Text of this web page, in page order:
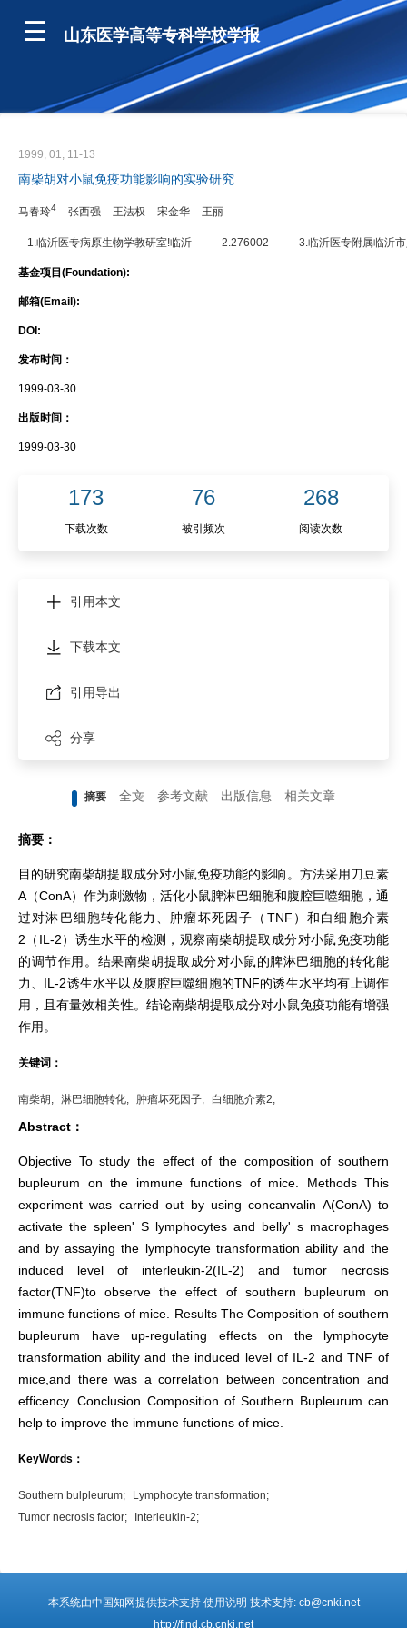
山东医学高等专科学校学报
1999, 01, 11-13
南柴胡对小鼠免疫功能影响的实验研究
马春玲4 张西强 王法权 宋金华 王丽
1.临沂医专病原生物学教研室!临沂 2.276002 3.临沂医专附属临沂
基金项目(Foundation):
邮箱(Email):
DOI:
发布时间：
1999-03-30
出版时间：
1999-03-30
173 76 268
下载次数 被引频次 阅读次数
引用本文
下载本文
引用导出
分享
摘要 全文 参考文献 出版信息 相关文章
摘要：
目的研究南柴胡提取成分对小鼠免疫功能的影响。方法采用刀豆素
A（ConA）作为刺激物，活化小鼠脾淋巴细胞和腹腔巨噬细胞，通
过对淋巴细胞转化能力、肿瘤坏死因子（TNF）和白细胞介素
2（IL-2）诱生水平的检测，观察南柴胡提取成分对小鼠免疫功能
的调节作用。结果南柴胡提取成分对小鼠的脾淋巴细胞的转化能
力、IL-2诱生水平以及腹腔巨噬细胞的TNF的诱生水平均有上调作
用，且有量效相关性。结论南柴胡提取成分对小鼠免疫功能有增强
作用。
关键词：
南柴胡; 淋巴细胞转化; 肿瘤坏死因子; 白细胞介素2;
Abstract：
Objective To study the effect of the composition of southern
bupleurum on the immune functions of mice. Methods This
experiment was carried out by using concanvalin A(ConA) to
activate the spleen' S lymphocytes and belly' s macrophages
and by assaying the lymphocyte transformation ability and the
induced level of interleukin-2(IL-2) and tumor necrosis
factor(TNF)to observe the effect of southern bupleurum on
immune functions of mice. Results The Composition of southern
bupleurum have up-regulating effects on the lymphocyte
transformation ability and the induced level of IL-2 and TNF of
mice,and there was a correlation between concentration and
efficency. Conclusion Composition of Southern Bupleurum can
help to improve the immune functions of mice.
KeyWords：
Southern bulpleurum;
Lymphocyte transformation;
Tumor necrosis factor;
Interleukin-2;
本系统由中国知网提供技术支持 使用说明 技术支持: cb@cnki.net
http://find.cb.cnki.net